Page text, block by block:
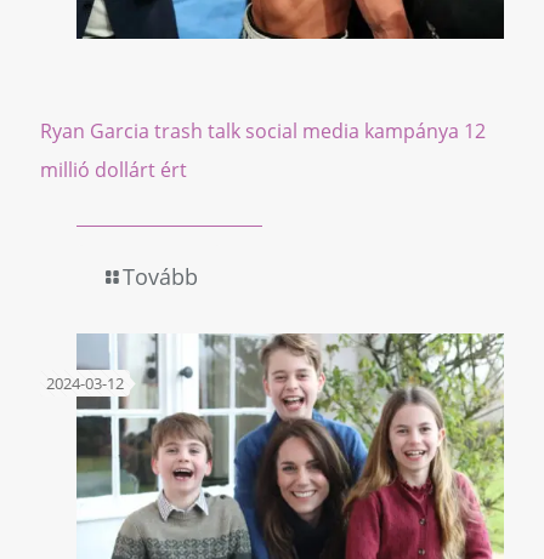
Ryan Garcia trash talk social media kampánya 12
millió dollárt ért
Tovább
2024-03-12